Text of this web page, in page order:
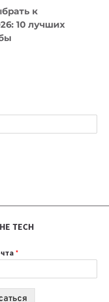
к
10 лучших
TECH
*